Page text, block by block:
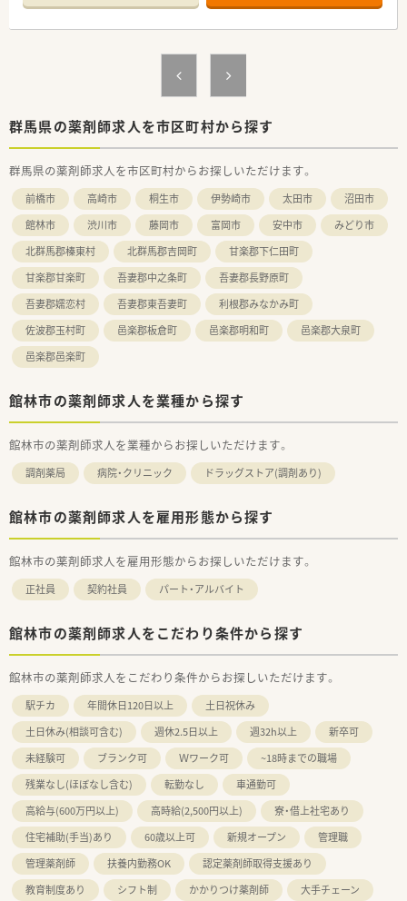
り、協力して業務を行っています。
■群馬県を中心に東京や神奈川などの首都圏エリアにて、合計
39店舗を展開している安定企業です。
■今後もM&Aなどを通じて店舗網の拡大を計画しており、成長
【求人情報について】
■希少な土日祝休みでありながら18時終業という好条件のた
め、プライベートを重視できます。
■これまでの経験等を考慮して年収400万円から550万円の提示
（契約社員の場合）が可能であり、高待遇が期待できます。
■転居を伴う転勤は発生しないため、慣れ親しんだ地域で腰を据
えて長く働くことが可能です。
【勤務実態について】
■平日の営業時間は18時までとなっており、残業も少ないため
仕事後の時間を有効に使えます。
■お休みは土日祝日が定休となっているため、週末の予定が立て
やすくリフレッシュしやすいです。
ルプ体制が整っており安心です。
群馬県の薬剤師求人を市区町村から探す
群馬県の薬剤師求人を市区町村からお探しいただけます。
前橋市 高崎市 桐生市 伊勢崎市 太田市
沼田市
館林市
渋川市 藤岡市 富岡市 安中市
みどり市
北群馬郡榛東村
北群馬郡吉岡町
甘楽郡下仁田町
甘楽郡甘楽町
吾妻郡中之条町
吾妻郡長野原町
吾妻郡嬬恋村
吾妻郡東吾妻町
利根郡みなかみ町
佐波郡玉村町
邑楽郡板倉町 邑楽郡明和町
邑楽郡大泉町
邑楽郡邑楽町
館林市の薬剤師求人を業種から探す
館林市の薬剤師求人を業種からお探しいただけます。
調剤薬局 病院・クリニック ドラッグストア(調剤あり)
館林市の薬剤師求人を雇用形態から探す
館林市の薬剤師求人を雇用形態からお探しいただけます。
正社員 契約社員 パート・アルバイト
館林市の薬剤師求人をこだわり条件から探す
館林市の薬剤師求人をこだわり条件からお探しいただけます。
駅チカ 年間休日120日以上
土日祝休み
土日休み(相談可含む)
週休2.5日以上 週32h以上
新卒可
未経験可
ブランク可 Ｗワーク可
~18時までの職場
残業なし(ほぼなし含む)
転勤なし
車通勤可
高給与(600万円以上)
高時給(2,500円以上)
寮・借上社宅あり
住宅補助(手当)あり
60歳以上可 新規オープン
管理職
管理薬剤師
扶養内勤務OK
認定薬剤師取得支援あり
教育制度あり
シフト制 かかりつけ薬剤師
大手チェーン